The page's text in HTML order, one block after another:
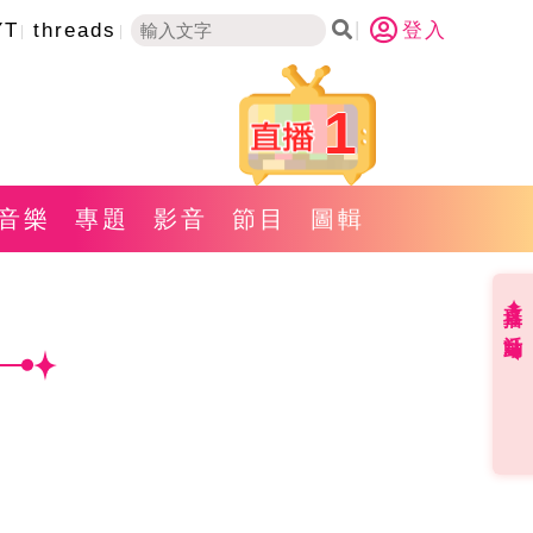
threads 登入
1
樂 專題 影音 節目 圖輯
直播✦活動